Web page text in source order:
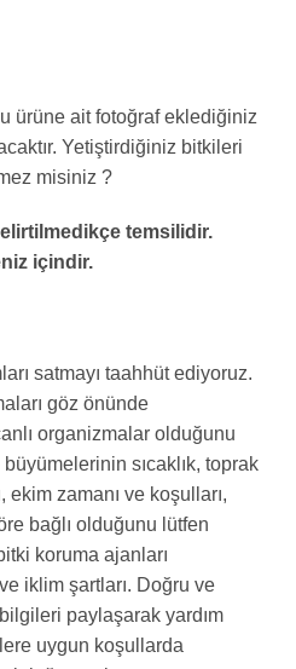
ürüne ait fotoğraf eklediğiniz
Yetiştirdiğiniz bitkileri
misiniz ?
temsilidir.
içindir.
satmayı taahhüt ediyoruz.
göz önünde
organizmalar olduğunu
sıcaklık, toprak
ekim zamanı ve koşulları,
bağlı olduğunu lütfen
koruma ajanları
iklim şartları. Doğru ve
paylaşarak yardım
uygun koşullarda